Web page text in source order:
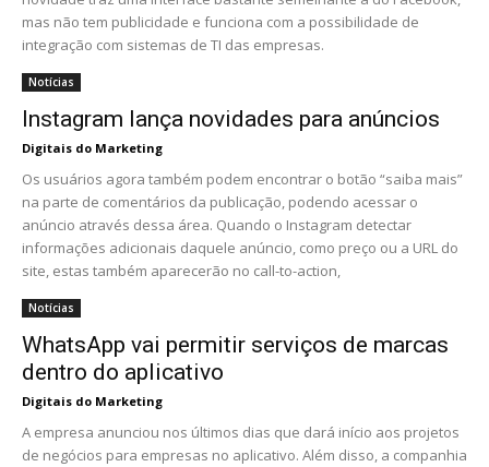
mas não tem publicidade e funciona com a possibilidade de
integração com sistemas de TI das empresas.
Notícias
Instagram lança novidades para anúncios
Digitais do Marketing
Os usuários agora também podem encontrar o botão “saiba mais”
na parte de comentários da publicação, podendo acessar o
anúncio através dessa área. Quando o Instagram detectar
informações adicionais daquele anúncio, como preço ou a URL do
site, estas também aparecerão no call-to-action,
Notícias
WhatsApp vai permitir serviços de marcas
dentro do aplicativo
Digitais do Marketing
A empresa anunciou nos últimos dias que dará início aos projetos
de negócios para empresas no aplicativo. Além disso, a companhia